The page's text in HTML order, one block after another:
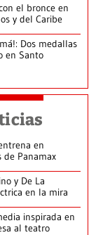
el bronce en
y del Caribe
Dos medallas
en Santo
en
de Panamax
y De La
en la mira
inspirada en
al teatro